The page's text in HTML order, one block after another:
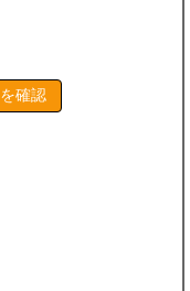
確認